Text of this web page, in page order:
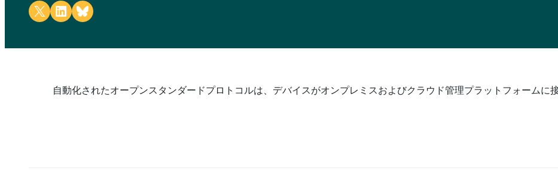
Share on X Share on LinkedIn
Share on Bluesky
自動化されたオープンスタンダードプロトコルは、デバイスがオンプレミスおよびクラウド管理プラットフォームに